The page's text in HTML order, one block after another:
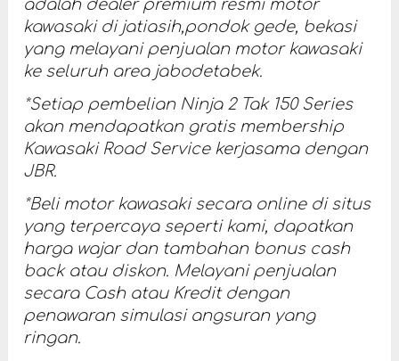
adalah dealer premium resmi motor
kawasaki di jatiasih,pondok gede, bekasi
yang melayani penjualan motor kawasaki
ke seluruh area jabodetabek.
*Setiap pembelian Ninja 2 Tak 150 Series
akan mendapatkan gratis membership
Kawasaki Road Service kerjasama dengan
JBR.
*Beli motor kawasaki secara online di situs
yang terpercaya seperti kami, dapatkan
harga wajar dan tambahan bonus cash
back atau diskon. Melayani penjualan
secara Cash atau Kredit dengan
penawaran simulasi angsuran yang
ringan.